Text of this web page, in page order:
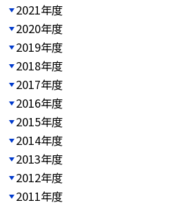
2021年度
2020年度
2019年度
2018年度
2017年度
2016年度
2015年度
2014年度
2013年度
2012年度
2011年度